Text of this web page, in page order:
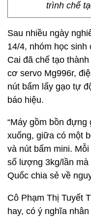
trình chế
Sau nhiều ngày
14/4, nhóm học
Cai đã chế tạo
cơ servo Mg996r,
nút bấm lấy gạo tự
báo hiệu.
“Máy gồm bồn
xuống, giữa có một
và nút bấm mini.
số lượng 3kg/lần mà
Quốc chia sẻ về
Cô Phạm Thị Tuyết
hay, có ý nghĩa